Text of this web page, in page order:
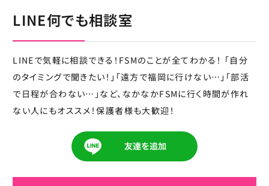
LINE何でも相談室
LINEで気軽に相談できる！FSMのことが全てわかる！ 「自分
のタイミングで聞きたい！」「遠方で福岡に行けない…」「部活
で日程が合わない…」など、なかなかFSMに行く時間が作れ
ない人にもオススメ！保護者様も大歓迎！